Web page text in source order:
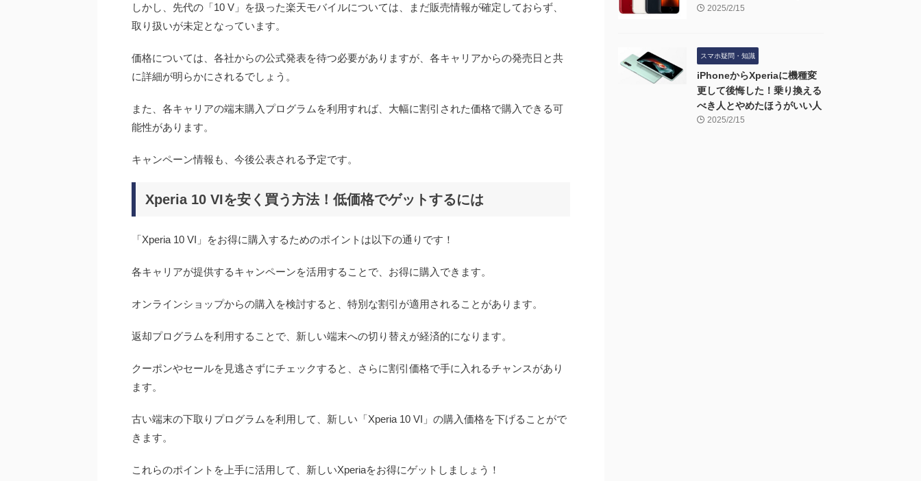
しかし、先代の「10 V」を扱った楽天モバイルについては、まだ販売情報が確定しておらず、
取り扱いが未定となっています。
価格については、各社からの公式発表を待つ必要がありますが、各キャリアからの発売日と共
に詳細が明らかにされるでしょう。
また、各キャリアの端末購入プログラムを利用すれば、大幅に割引された価格で購入できる可
能性があります。
キャンペーン情報も、今後公表される予定です。
Xperia 10 VIを安く買う方法！低価格でゲットするには
「Xperia 10 VI」をお得に購入するためのポイントは以下の通りです！
各キャリアが提供するキャンペーンを活用することで、お得に購入できます。
オンラインショップからの購入を検討すると、特別な割引が適用されることがあります。
返却プログラムを利用することで、新しい端末への切り替えが経済的になります。
クーポンやセールを見逃さずにチェックすると、さらに割引価格で手に入れるチャンスがあり
ます。
古い端末の下取りプログラムを利用して、新しい「Xperia 10 VI」の購入価格を下げることがで
きます。
これらのポイントを上手に活用して、新しいXperiaをお得にゲットしましょう！
2025/2/15
スマホ疑問・知識
iPhoneからXperiaに機種変
更して後悔した！乗り換える
べき人とやめたほうがいい人
2025/2/15